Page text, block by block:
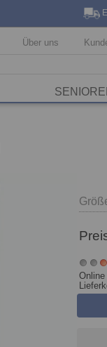
Über uns